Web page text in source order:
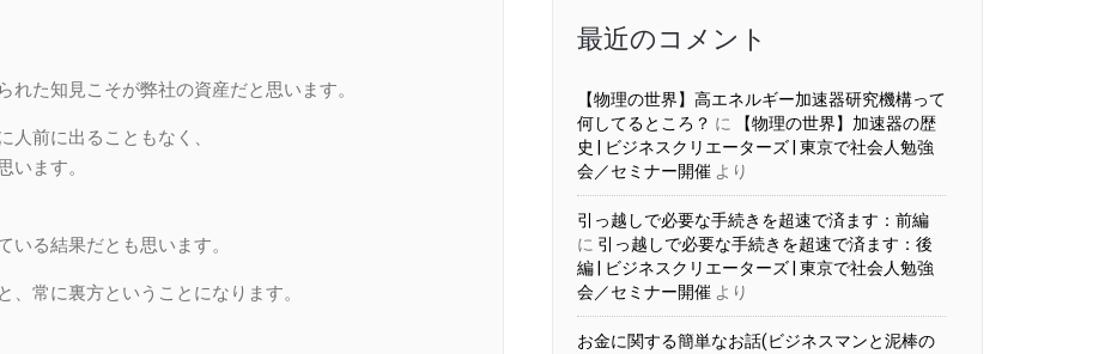
た知見こそが弊社の資産だと思います。
前に出ることもなく、
います。
る結果だとも思います。
常に裏方ということになります。
最近のコメント
【物理の世界】高エネルギー加速器研究機構って
何してるところ？ に
【物理の世界】加速器の歴
史 | ビジネスクリエーターズ | 東京で社会人勉強
会／セミナー開催 より
引っ越しで必要な手続きを超速で済ます：前編
に 引っ越しで必要な手続きを超速で済ます：後
編 | ビジネスクリエーターズ | 東京で社会人勉強
会／セミナー開催 より
お金に関する簡単なお話(ビジネスマンと泥棒の